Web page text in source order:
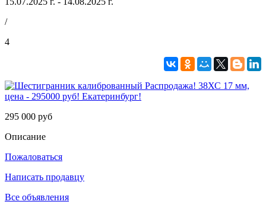
/
4
295 000 руб
Описание
Пожаловаться
Написать продавцу
Все объявления